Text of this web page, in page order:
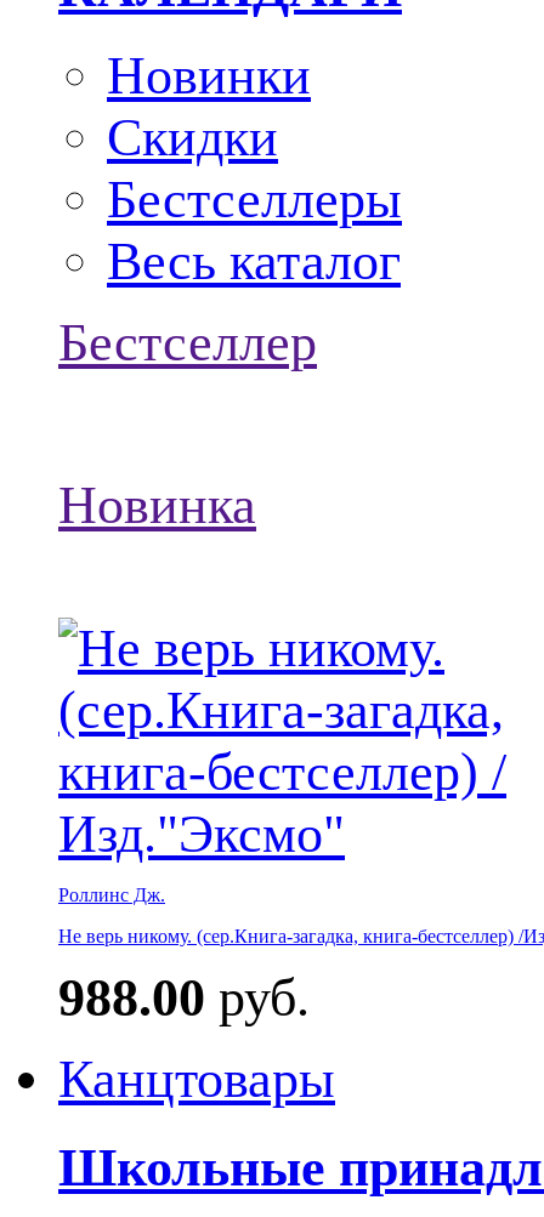
Новинки
Скидки
Бестселлеры
Весь каталог
Бестселлер
Новинка
Роллинс Дж.
Не верь никому. (сер.Книга-загадка, книга-бестселлер) /
988.00 руб.
Канцтовары
Школьные